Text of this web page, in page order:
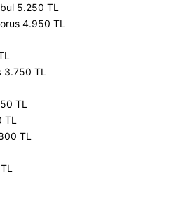
5.250 TL
4.950 TL
3.750 TL
TL
TL